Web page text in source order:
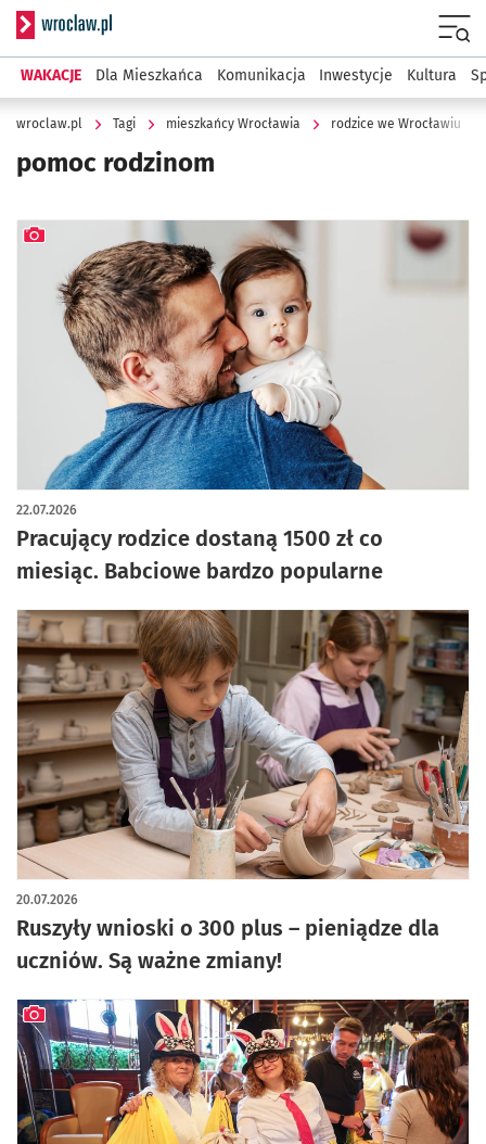
Serwis informacyjny wroclaw.pl
WAKACJE Dla Mieszkańca Komunikacja Inwestycje Kultura
wroclaw.pl Tagi mieszkańcy Wrocławia rodzice we Wrocławiu
pomoc rodzinom
Pracujący rodzice dostaną 1500 zł co
miesiąc. Babciowe bardzo popularne
22.07.2026
artykuł z galerią zdjęć
Ruszyły wnioski o 300 plus – pieniądze dla
uczniów. Są ważne zmiany!
20.07.2026